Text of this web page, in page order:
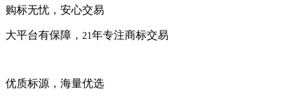
购标无忧，安心交易
大平台有保障， 21 年专注商标交易
优质标源，海量优选